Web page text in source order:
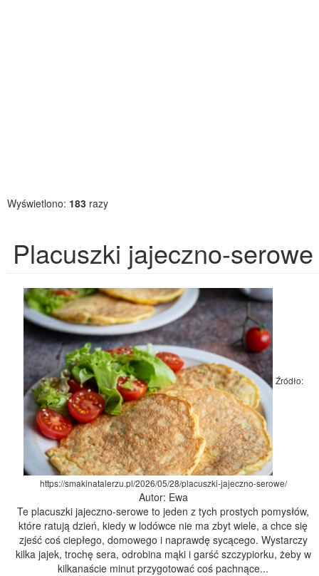
Wyświetlono: 183 razy
Placuszki jajeczno-serowe
Źródło:
https://smakinatalerzu.pl/2026/05/28/placuszki-jajeczno-serowe/
Autor: Ewa
Te placuszki jajeczno-serowe to jeden z tych prostych pomysłów,
które ratują dzień, kiedy w lodówce nie ma zbyt wiele, a chce się
zjeść coś ciepłego, domowego i naprawdę sycącego. Wystarczy
kilka jajek, trochę sera, odrobina mąki i garść szczypiorku, żeby w
kilkanaście minut przygotować coś pachnące...